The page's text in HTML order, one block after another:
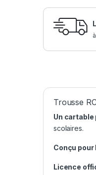
Trousse
Un
scolaires.
Conçu
Licence